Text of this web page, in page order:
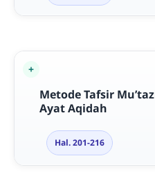
Metode Tafsir
Ayat Aqidah
Hal. 201-216